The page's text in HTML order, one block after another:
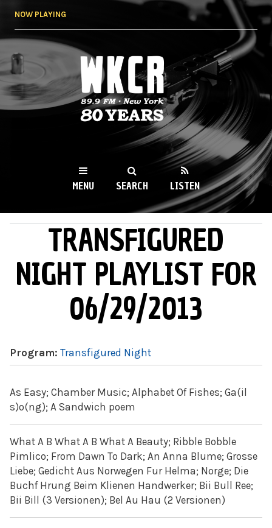
NOW PLAYING
WKCR 89.9FM
NY
MENU SEARCH LISTEN
MAIN MENUTRANSFIGURED
NIGHT PLAYLIST FOR
06/29/2013
Program: Transfigured Night
As Easy; Chamber Music; Alphabet Of Fishes; Ga(il
s)o(ng); A Sandwich poem
What A B What A B What A Beauty; Ribble Bobble
Pimlico; From Dawn To Dark; An Anna Blume; Grosse
Liebe; Gedicht Aus Norwegen Fur Helma; Norge; Die
Buchf Hrung Beim Klienen Handwerker; Bii Bull Ree;
Bii Bill (3 Versionen); Bel Au Hau (2 Versionen)